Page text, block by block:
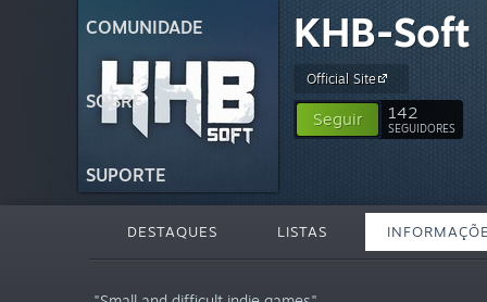
COMUNIDADE
SOBRE
SUPORTE
KHB-Soft
Official Site
Seguir 142
SEGUIDORES
DESTAQUES LISTAS